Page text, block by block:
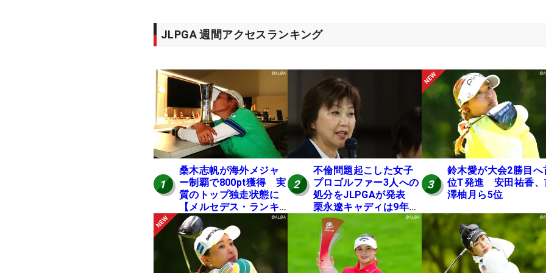
JLPGA 週間アクセスランキング
1
桑木志帆が海外メジャ
ー制覇で800pt獲得 実
質のトップ独走状態に
【メルセデス・ランキ
ング番外編】
2
不倫問題起こした女子
プロゴルファー3人への
処分をJLPGAが発表
栗永遼キャディは9年間
の立ち入り禁止
3
鈴木愛が大会2勝目へ
位T発進 安田祐香、
澤柚月ら5位